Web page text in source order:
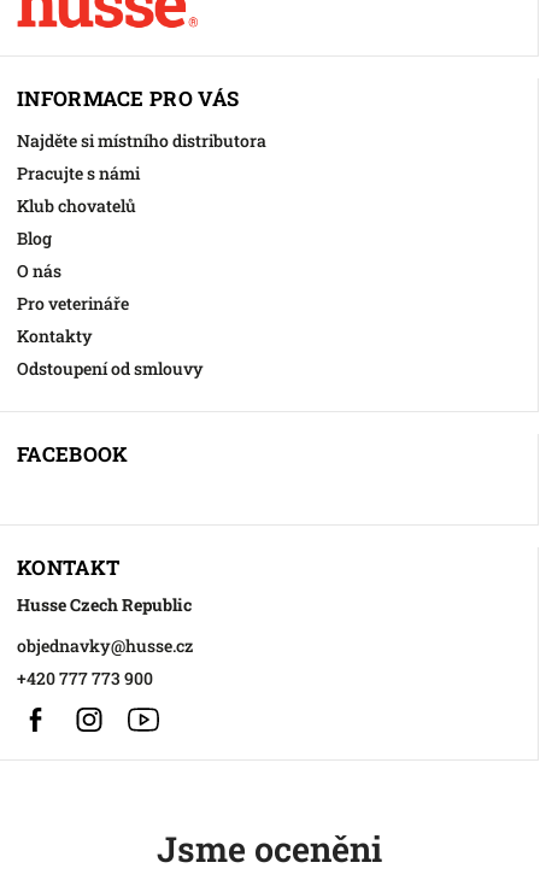
INFORMACE PRO VÁS
Najděte si místního distributora
Pracujte s námi
Klub chovatelů
Blog
O nás
Pro veterináře
Kontakty
Odstoupení od smlouvy
FACEBOOK
KONTAKT
Husse Czech Republic
objednavky@husse.cz
+420 777 773 900
FacebookInstagram
Jsme oceněni